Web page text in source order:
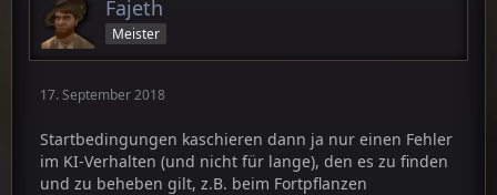
Fajeth
Meister
17. September 2018
Startbedingungen kaschieren dann ja nur einen Fehler
im KI-Verhalten (und nicht für lange), den es zu finden
und zu beheben gilt, z.B. beim Fortpflanzen